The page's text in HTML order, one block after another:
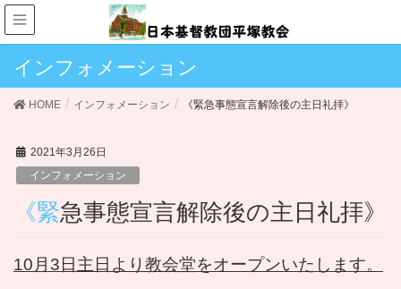
インフォメーション
HOME インフォメーション 《緊急事態宣言解除後の主日礼拝》
2021年3月26日
インフォメーション
《緊急事態宣言解除後の主日礼拝》
10月3日主日より教会堂をオープンいたします。